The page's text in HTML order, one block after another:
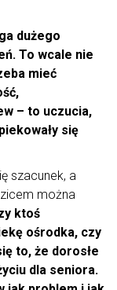
dużego
To wcale nie
mieć
– to uczucia,
się
szacunek, a
można
ktoś
ośrodka, czy
to, że dorosłe
dla seniora.